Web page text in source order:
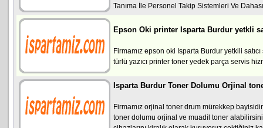
Tanıma İle Personel Takip Sistemleri Ve
Epson Oki printer Isparta Burdur yetkli
Firmamız epson oki Isparta Burdur yetkili
türlü yazıcı printer toner yedek parça servis
Isparta Burdur Toner Dolumu Orjinal
Firmamız orjinal toner drum mürekkep
toner dolumu orjinal ve muadil toner